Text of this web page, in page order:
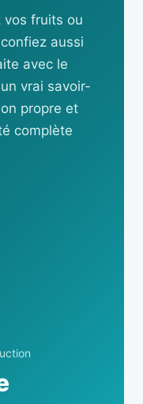
vos fruits ou
aussi
avec le
vrai savoir-
propre et
complète